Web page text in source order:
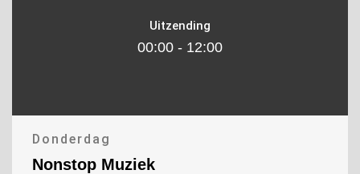
Uitzending
00:00 - 12:00
Donderdag
Nonstop Muziek